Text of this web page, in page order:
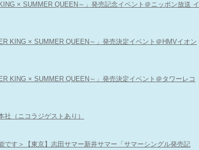
× SUMMER QUEEN～」発売記念イベント＠ニッポン放送 イ
KING × SUMMER QUEEN～」発売決定イベント＠HMVイオン
KING × SUMMER QUEEN～」発売決定イベント＠タワーレコ
社（ニコラジゲストあり）
す＞【東京】志田サマー新井サマー「サマーシングル発売記